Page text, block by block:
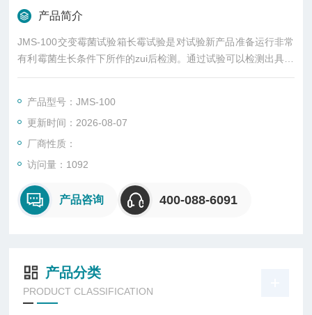
产品简介
JMS-100交变霉菌试验箱长霉试验是对试验新产品准备运行非常
有利霉菌生长条件下所作的zui后检测。通过试验可以检测出具有
良好设计性能的产品发生任何故障的性质。
产品型号：JMS-100
更新时间：2026-08-07
厂商性质：
访问量：1092
产品咨询 400-088-6091
产品分类
PRODUCT CLASSIFICATION